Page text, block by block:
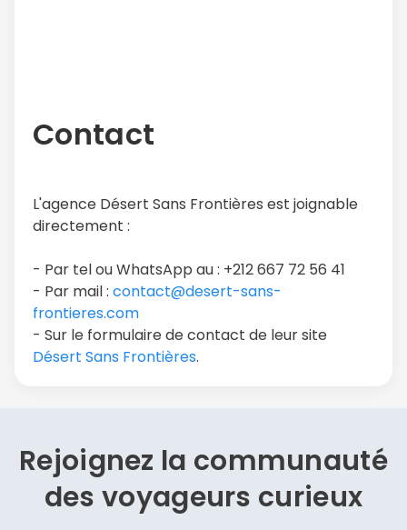
Contact
L'agence Désert Sans Frontières est joignable
directement :
- Par tel ou WhatsApp au : +212 667 72 56 41
- Par mail : contact@desert-sans-
frontieres.com
- Sur le formulaire de contact de leur site
Désert Sans Frontières.
Rejoignez la communauté
desvoyageurs curieux